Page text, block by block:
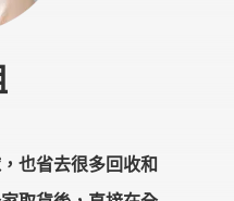
也省去很多回收和